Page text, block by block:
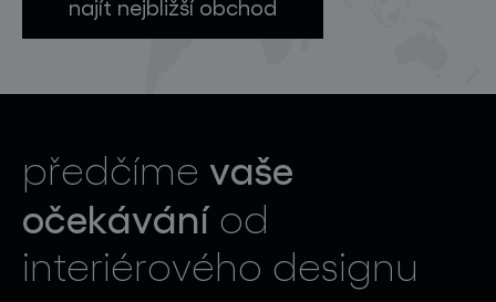
najít nejbližší obchod
předčíme vaše
očekáváníod
interiérového designu